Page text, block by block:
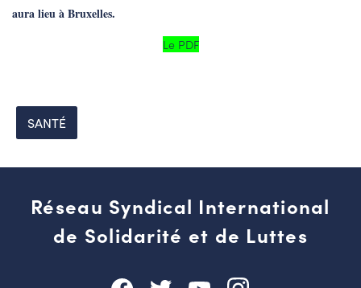
aura lieu à Bruxelles.
Le PDF
SANTÉ
Réseau Syndical International
de Solidarité et de Luttes